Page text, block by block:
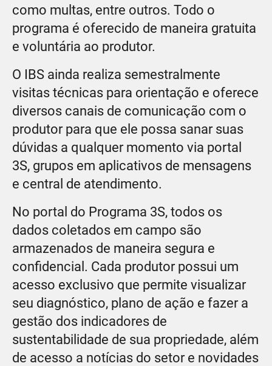
como multas, entre outros. Todo o
programa é oferecido de maneira gratuita
e voluntária ao produtor.
O IBS ainda realiza semestralmente
visitas técnicas para orientação e oferece
diversos canais de comunicação com o
produtor para que ele possa sanar suas
dúvidas a qualquer momento via portal
3S, grupos em aplicativos de mensagens
e central de atendimento.
No portal do Programa 3S, todos os
dados coletados em campo são
armazenados de maneira segura e
confidencial. Cada produtor possui um
acesso exclusivo que permite visualizar
seu diagnóstico, plano de ação e fazer a
gestão dos indicadores de
sustentabilidade de sua propriedade, além
de acesso a notícias do setor e novidades